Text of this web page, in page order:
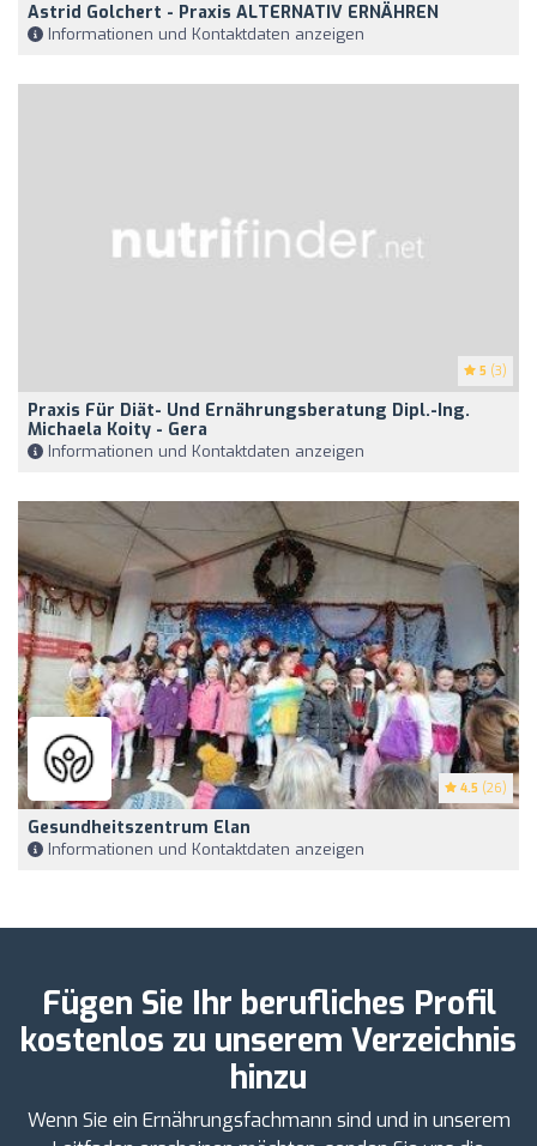
Astrid Golchert - Praxis ALTERNATIV ERNÄHREN
Informationen und Kontaktdaten anzeigen
5 (3)
Praxis Für Diät- Und Ernährungsberatung Dipl.-Ing.
Michaela Koity - Gera
Informationen und Kontaktdaten anzeigen
4.5 (26)
Gesundheitszentrum Elan
Informationen und Kontaktdaten anzeigen
Fügen Sie Ihr berufliches Profil
kostenlos zu unserem Verzeichnis
hinzu
Wenn Sie ein Ernährungsfachmann sind und in unserem